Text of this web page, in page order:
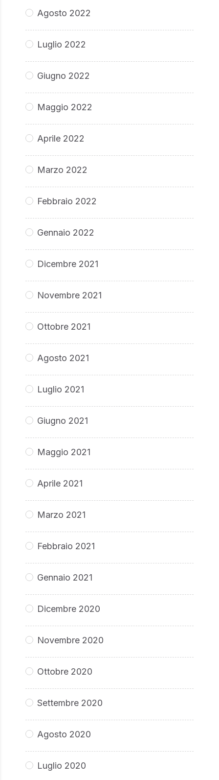
Agosto 2022
Luglio 2022
Giugno 2022
Maggio 2022
Aprile 2022
Marzo 2022
Febbraio 2022
Gennaio 2022
Dicembre 2021
Novembre 2021
Ottobre 2021
Agosto 2021
Luglio 2021
Giugno 2021
Maggio 2021
Aprile 2021
Marzo 2021
Febbraio 2021
Gennaio 2021
Dicembre 2020
Novembre 2020
Ottobre 2020
Settembre 2020
Agosto 2020
Luglio 2020